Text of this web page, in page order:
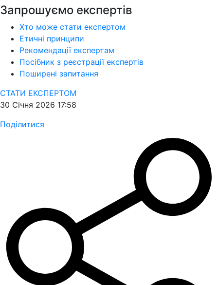
Запрошуємо експертів
Хто може стати експертом
Етичні принципи
Рекомендації експертам
Посібник з реєстрації експертів
Поширені запитання
СТАТИ ЕКСПЕРТОМ
30 Січня 2026 17:58
Поділитися